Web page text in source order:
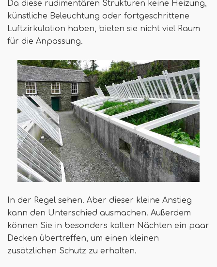
Da diese rudimentären Strukturen keine Heizung,
künstliche Beleuchtung oder fortgeschrittene
Luftzirkulation haben, bieten sie nicht viel Raum
für die Anpassung.
In der Regel sehen. Aber dieser kleine Anstieg
kann den Unterschied ausmachen. Außerdem
können Sie in besonders kalten Nächten ein paar
Decken übertreffen, um einen kleinen
zusätzlichen Schutz zu erhalten.